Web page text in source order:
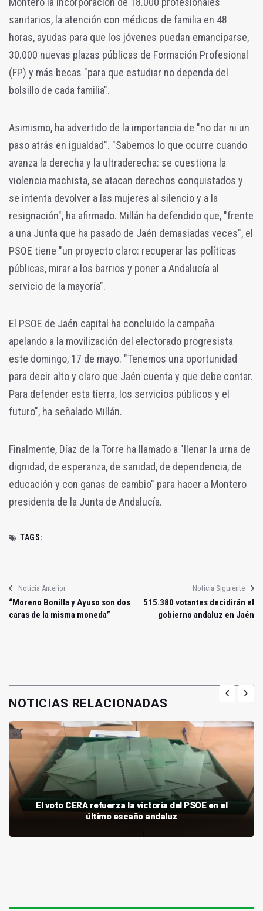
sanitarios, la atención con médicos de familia en 48
horas, ayudas para que los jóvenes puedan emanciparse,
30.000 nuevas plazas públicas de Formación Profesional
(FP) y más becas "para que estudiar no dependa del
bolsillo de cada familia".
Asimismo, ha advertido de la importancia de "no dar ni un
paso atrás en igualdad". "Sabemos lo que ocurre cuando
avanza la derecha y la ultraderecha: se cuestiona la
violencia machista, se atacan derechos conquistados y
se intenta devolver a las mujeres al silencio y a la
resignación", ha afirmado. Millán ha defendido que, "frente
a una Junta que ha pasado de Jaén demasiadas veces", el
PSOE tiene "un proyecto claro: recuperar las políticas
públicas, mirar a los barrios y poner a Andalucía al
servicio de la mayoría".
El PSOE de Jaén capital ha concluido la campaña
apelando a la movilización del electorado progresista
este domingo, 17 de mayo. "Tenemos una oportunidad
para decir alto y claro que Jaén cuenta y que debe contar.
Para defender esta tierra, los servicios públicos y el
futuro", ha señalado Millán.
Finalmente, Díaz de la Torre ha llamado a "llenar la urna de
dignidad, de esperanza, de sanidad, de dependencia, de
educación y con ganas de cambio" para hacer a Montero
presidenta de la Junta de Andalucía.
TAGS:
Noticia Anterior
“Moreno Bonilla y Ayuso son dos
caras de la misma moneda”
Noticia Siguiente
515.380 votantes decidirán el
gobierno andaluz en Jaén
NOTICIAS RELACIONADAS
El voto CERA refuerza la victoria del PSOE en el
último escaño andaluz